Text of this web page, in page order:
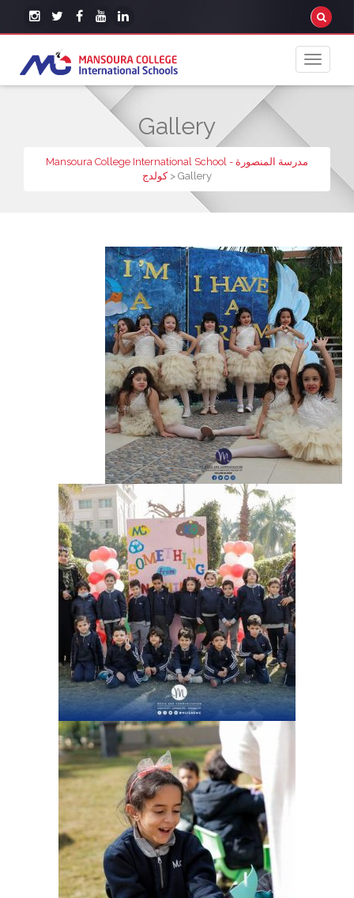
Gallery
Mansoura College International School - مدرسة المنصورة
كولدج> Gallery